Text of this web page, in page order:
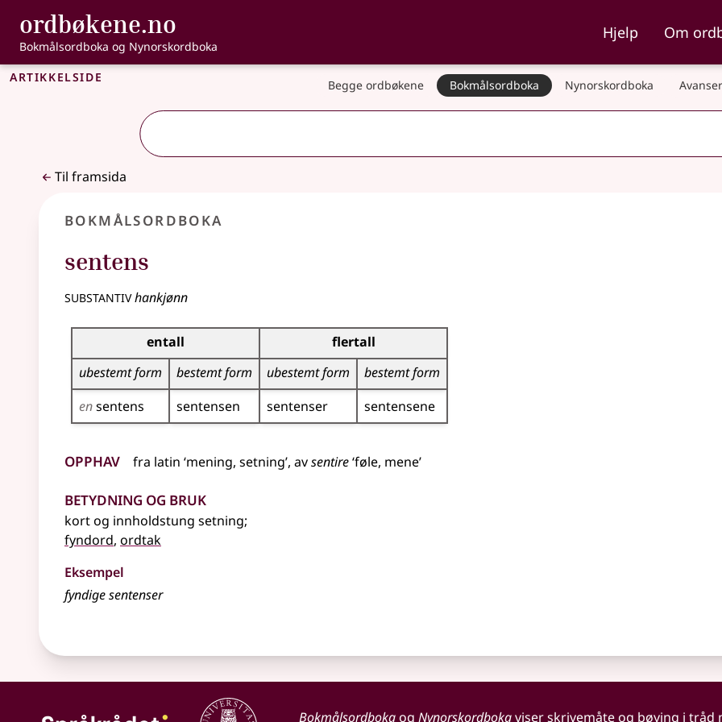
Gå til hovudinnhald
Tilgjenge
ordbøkene.no , Bokmålsordboka og Nynorskordboka
Bokmålsordboka og Nynorskordboka
Hjelp Om
Artikkelside Begge ordbøkene Bokmålsordboka Nynorskordboka
Til framsida
Bokmålsordboka
sentens
substantivhankjønn
Bøyingstabell for dette substantivet
entall
flertall
ubestemt form
bestemt form ubestemt form
bestemt form
ensentens sentensen sentenser sentensene
Opphav fra latin ‘mening, setning’, avsentire‘føle, mene’
Betydning og bruk
kort og innholdstung setning;
fyndord, ordtak
Eksempel
fyndige sentenser
Bokmålsordbokaog Nynorskordbokaviser skrivemåte og bøying i tråd